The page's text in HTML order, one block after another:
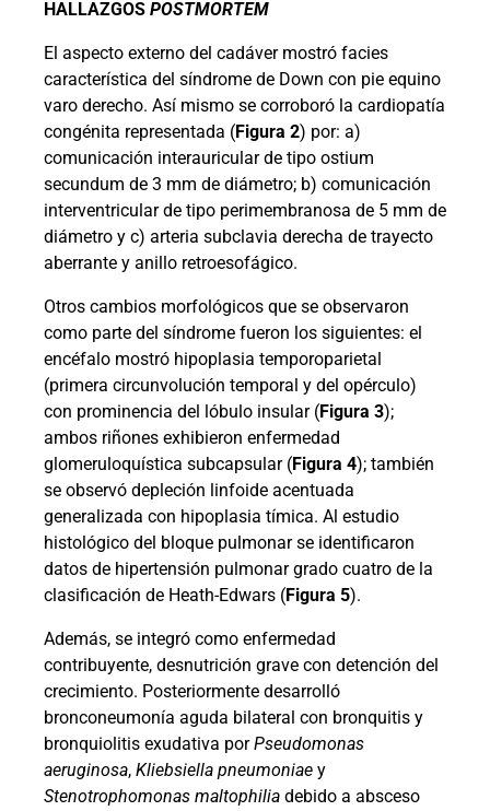
HALLAZGOS POSTMORTEM
El aspecto externo del cadáver mostró facies
característica del síndrome de Down con pie equino
varo derecho. Así mismo se corroboró la cardiopatía
congénita representada (Figura 2) por: a)
comunicación interauricular de tipo ostium
secundum de 3 mm de diámetro; b) comunicación
interventricular de tipo perimembranosa de 5 mm de
diámetro y c) arteria subclavia derecha de trayecto
aberrante y anillo retroesofágico.
Otros cambios morfológicos que se observaron
como parte del síndrome fueron los siguientes: el
encéfalo mostró hipoplasia temporoparietal
(primera circunvolución temporal y del opérculo)
con prominencia del lóbulo insular (Figura 3);
ambos riñones exhibieron enfermedad
glomeruloquística subcapsular (Figura 4); también
se observó depleción linfoide acentuada
generalizada con hipoplasia tímica. Al estudio
histológico del bloque pulmonar se identificaron
datos de hipertensión pulmonar grado cuatro de la
clasificación de Heath-Edwars (Figura 5).
Además, se integró como enfermedad
contribuyente, desnutrición grave con detención del
crecimiento. Posteriormente desarrolló
bronconeumonía aguda bilateral con bronquitis y
bronquiolitis exudativa porPseudomonas
aeruginosa, Kliebsiella pneumoniae y
Stenotrophomonas maltophilia debido a absceso